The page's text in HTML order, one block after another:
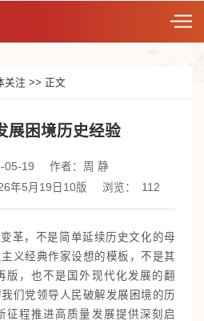
关注 >> 正文
展困境历史经验
05-19
作者：周 静
年5月19日10版
浏览： 112
革，不是简单延续历史文化的母
义经典作家设想的模板，不是其
版，也不是国外现代化发展的翻
们党领导人民破解发展困境的历
征程推进高质量发展提供深刻启